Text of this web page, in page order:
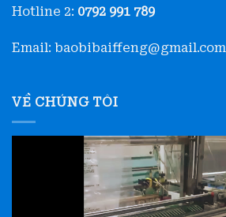
Hotline 2: 0792 991 789
Email: baobibaiffeng@gmail.com
VỀ CHÚNG TÔI